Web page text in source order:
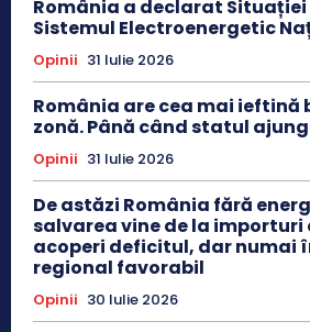
România a declarat Situației
Sistemul Electroenergetic
Opinii 31 Iulie 2026
România are cea mai ieftină
zonă. Până când statul
Opinii 31 Iulie 2026
De astăzi România fără
salvarea vine de la importuri
acoperi deficitul, dar numai
regional favorabil
Opinii 30 Iulie 2026